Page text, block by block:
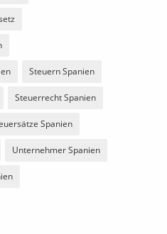
Steuern Spanien
Steuerrecht Spanien
Spanien
Unternehmer Spanien